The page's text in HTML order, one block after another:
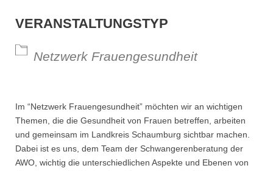
VERANSTALTUNGSTYP
Netzwerk Frauengesundheit
Im “Netzwerk Frauengesundheit” möchten wir an wichtigen
Themen, die die Gesundheit von Frauen betreffen, arbeiten
und gemeinsam im Landkreis Schaumburg sichtbar machen.
Dabei ist es uns, dem Team der Schwangerenberatung der
AWO, wichtig die unterschiedlichen Aspekte und Ebenen von